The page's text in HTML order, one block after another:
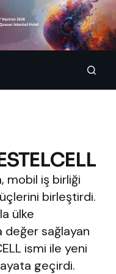
mobil iş birliği
birleştirdi.
ülke
sağlayan
ismi ile yeni
geçirdi.